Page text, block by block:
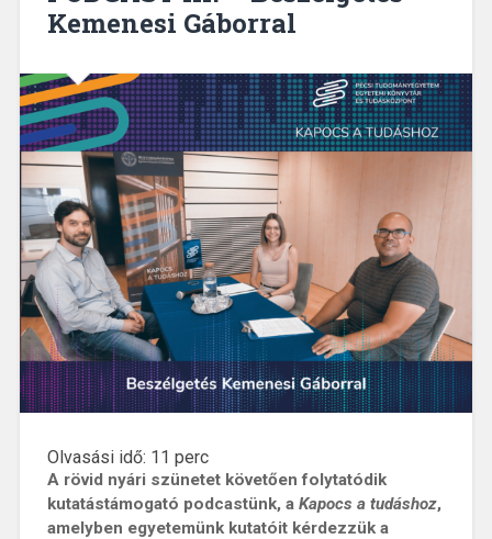
Kemenesi Gáborral
Olvasási idő: 11 perc
A rövid nyári szünetet követően folytatódik
kutatástámogató podcastünk, a Kapocs a tudáshoz,
amelyben egyetemünk kutatóit kérdezzük a